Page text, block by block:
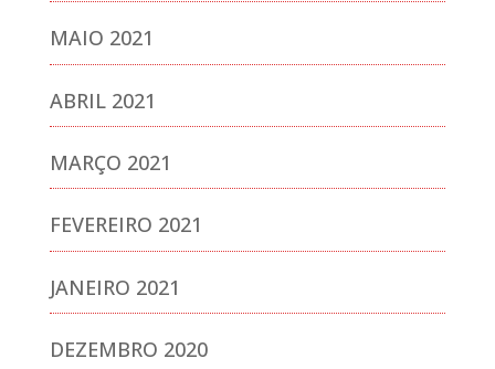
MAIO 2021
ABRIL 2021
MARÇO 2021
FEVEREIRO 2021
JANEIRO 2021
DEZEMBRO 2020